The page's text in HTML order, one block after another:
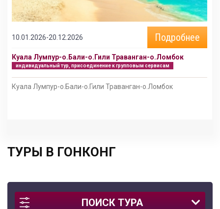
ПОИСК ТУРА
10.01.2026-20.12.2026 Подробнее
Куала Лумпур-о.Бали-о.Гили Траванган-о.Ломбок
индивидуальный тур, присоединение к групповым сервисам
Куала Лумпур-о.Бали-о.Гили Траванган-о.Ломбок
ТУРЫ В ГОНКОНГ